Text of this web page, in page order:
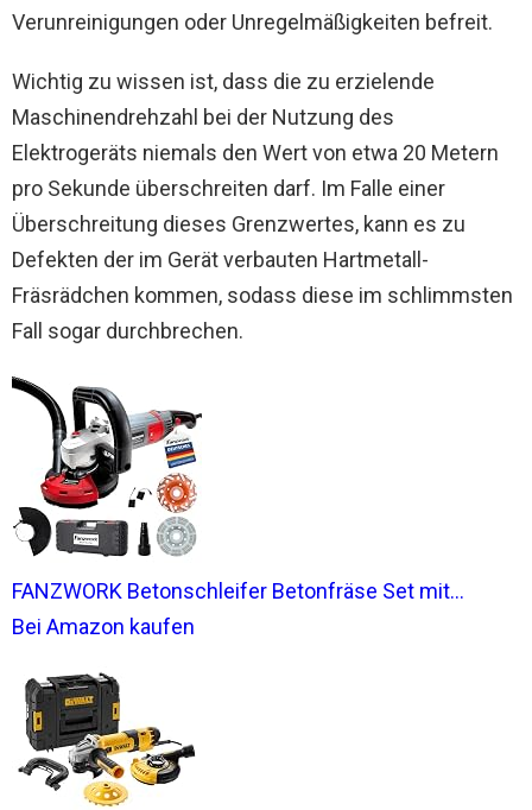
Verunreinigungen oder Unregelmäßigkeiten befreit.
Wichtig zu wissen ist, dass die zu erzielende
Maschinendrehzahl bei der Nutzung des
Elektrogeräts niemals den Wert von etwa 20 Metern
pro Sekunde überschreiten darf. Im Falle einer
Überschreitung dieses Grenzwertes, kann es zu
Defekten der im Gerät verbauten Hartmetall-
Fräsrädchen kommen, sodass diese im schlimmsten
Fall sogar durchbrechen.
FANZWORK Betonschleifer Betonfräse Set mit...
Bei Amazon kaufen